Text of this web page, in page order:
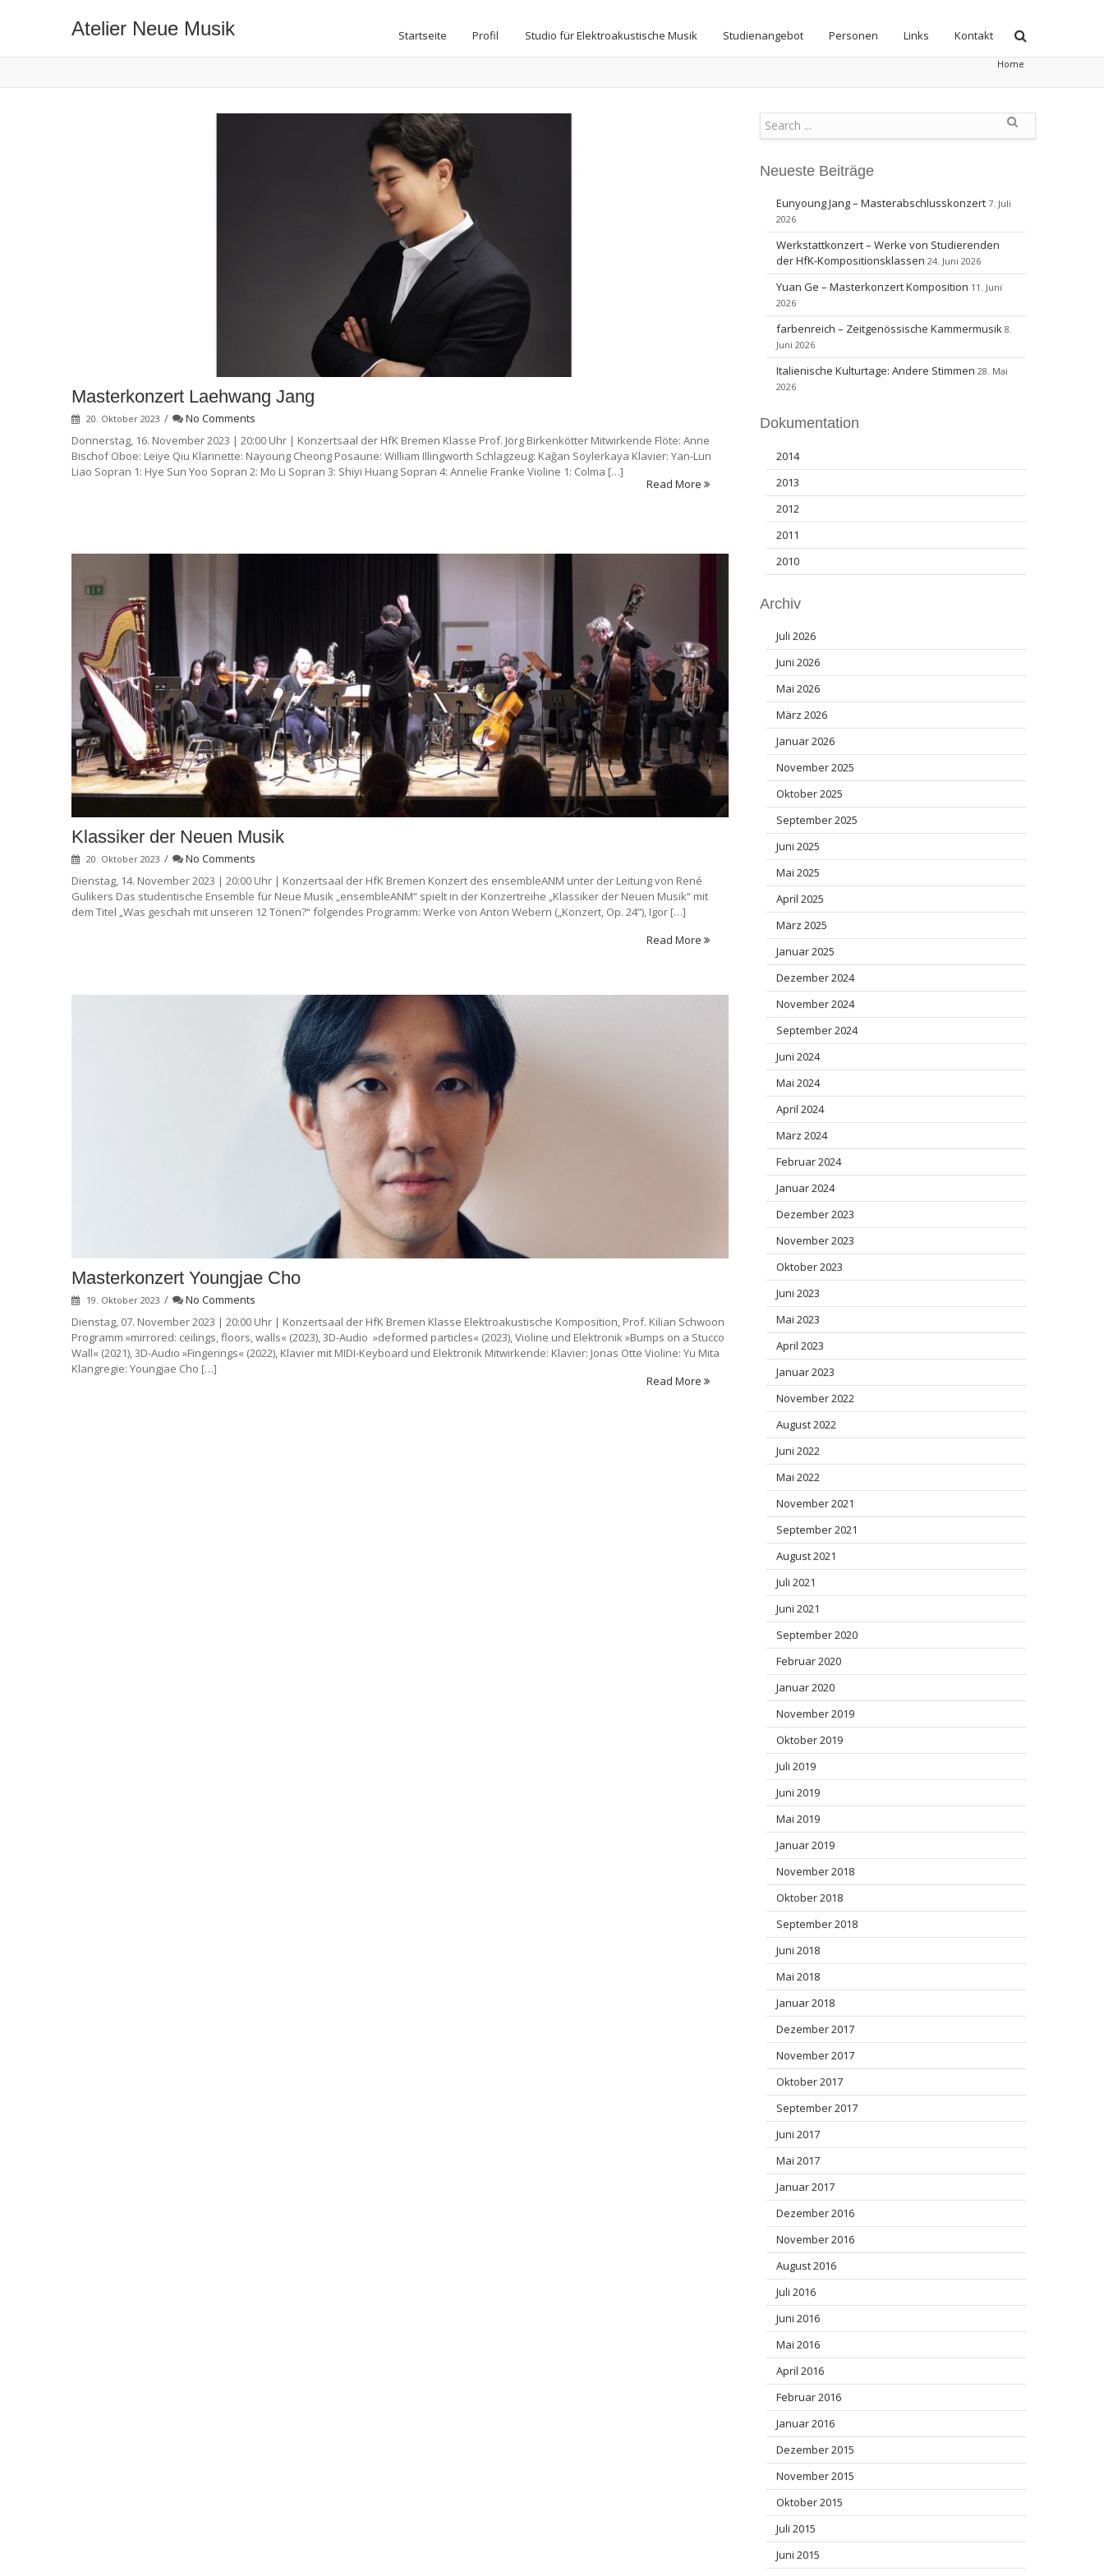
Atelier Neue Musik Startseite Profil Studio für Elektroakustische Musik Studienangebot Personen Links Kontakt
Home
Masterkonzert Laehwang Jang
20. Oktober 2023 /
No Comments
Donnerstag, 16. November 2023 | 20:00 Uhr | Konzertsaal der HfK Bremen Klasse Prof. Jörg Birkenkötter Mitwirkende Flöte: Anne
Bischof Oboe: Leiye Qiu Klarinette: Nayoung Cheong Posaune: William Illingworth Schlagzeug: Kağan Söylerkaya Klavier: Yan-Lun
Liao Sopran 1: Hye Sun Yoo Sopran 2: Mo Li Sopran 3: Shiyi Huang Sopran 4: Annelie Franke Violine 1: Colma […]
Read More
Klassiker der Neuen Musik
20. Oktober 2023 /
No Comments
Dienstag, 14. November 2023 | 20:00 Uhr | Konzertsaal der HfK Bremen Konzert des ensembleANM unter der Leitung von René
Gulikers Das studentische Ensemble für Neue Musik „ensembleANM“ spielt in der Konzertreihe „Klassiker der Neuen Musik“ mit
dem Titel „Was geschah mit unseren 12 Tönen?“ folgendes Programm: Werke von Anton Webern („Konzert, Op. 24“), Igor […]
Read More
Masterkonzert Youngjae Cho
19. Oktober 2023 /
No Comments
Dienstag, 07. November 2023 | 20:00 Uhr | Konzertsaal der HfK Bremen Klasse Elektroakustische Komposition, Prof. Kilian Schwoon
Programm »mirrored: ceilings, floors, walls« (2023), 3D-Audio »deformed particles« (2023), Violine und Elektronik »Bumps on a Stucco
Wall« (2021), 3D-Audio »Fingerings« (2022), Klavier mit MIDI-Keyboard und Elektronik Mitwirkende: Klavier: Jonas Otte Violine: Yu Mita
Klangregie: Youngjae Cho […]
Read More
Neueste Beiträge
Eunyoung Jang – Masterabschlusskonzert 7. Juli
2026
Werkstattkonzert – Werke von Studierenden
der HfK-Kompositionsklassen 24. Juni 2026
Yuan Ge – Masterkonzert Komposition 11. Juni
2026
farbenreich – Zeitgenössische Kammermusik 8.
Juni 2026
Italienische Kulturtage: Andere Stimmen 28. Mai
2026
Dokumentation
2014
2013
2012
2011
2010
Archiv
Juli 2026
Juni 2026
Mai 2026
März 2026
Januar 2026
November 2025
Oktober 2025
September 2025
Juni 2025
Mai 2025
April 2025
März 2025
Januar 2025
Dezember 2024
November 2024
September 2024
Juni 2024
Mai 2024
April 2024
März 2024
Februar 2024
Januar 2024
Dezember 2023
November 2023
Oktober 2023
Juni 2023
Mai 2023
April 2023
Januar 2023
November 2022
August 2022
Juni 2022
Mai 2022
November 2021
September 2021
August 2021
Juli 2021
Juni 2021
September 2020
Februar 2020
Januar 2020
November 2019
Oktober 2019
Juli 2019
Juni 2019
Mai 2019
Januar 2019
November 2018
Oktober 2018
September 2018
Juni 2018
Mai 2018
Januar 2018
Dezember 2017
November 2017
Oktober 2017
September 2017
Juni 2017
Mai 2017
Januar 2017
Dezember 2016
November 2016
August 2016
Juli 2016
Juni 2016
Mai 2016
April 2016
Februar 2016
Januar 2016
Dezember 2015
November 2015
Oktober 2015
Juli 2015
Juni 2015